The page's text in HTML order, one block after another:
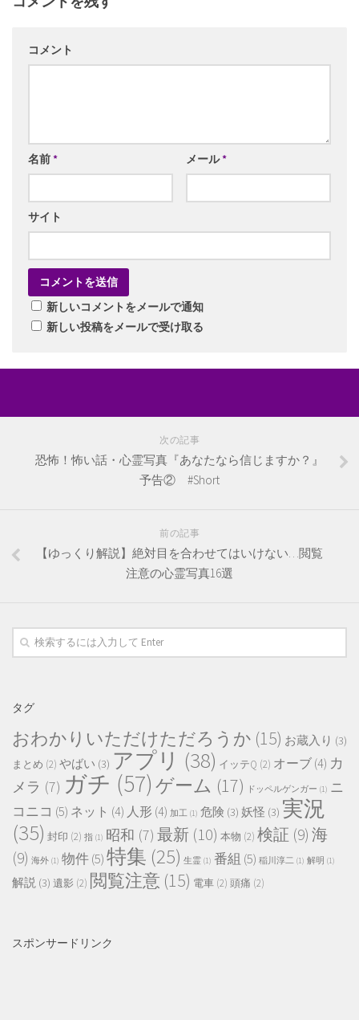
コメント
名前* メール*
サイト
新しいコメントをメールで通知
新しい投稿をメールで受け取る
次の記事
恐怖！怖い話・心霊写真『あなたなら信じますか？』
予告② #Short
前の記事
【ゆっくり解説】絶対目を合わせてはいけない…閲覧
注意の心霊写真16選
タグ
おわかりいただけただろうか (15) お蔵入り (3)
まとめ (2) やばい (3) アプリ (38) イッテQ (2) オーブ (4) カ
メラ (7) ガチ (57) ゲーム (17) ドッペルゲンガー (1) ニ
コニコ (5) ネット (4) 人形 (4) 加工 (1) 危険 (3) 妖怪 (3) 実況
(35) 封印 (2) 指 (1) 昭和 (7) 最新 (10) 本物 (2) 検証 (9) 海
(9) 海外 (1) 物件(5)特集 (25) 生霊 (1) 番組 (5) 稲川淳二 (1) 解明 (1)
解説 (3) 遺影 (2) 閲覧注意 (15) 電車 (2) 頭痛 (2)
スポンサードリンク